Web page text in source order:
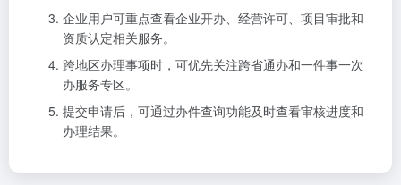
企业用户可重点查看企业开办、经营许可、项目审批和
资质认定相关服务。
跨地区办理事项时，可优先关注跨省通办和一件事一次
办服务专区。
提交申请后，可通过办件查询功能及时查看审核进度和
办理结果。